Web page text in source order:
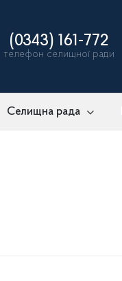
(0343) 161-772
телефон селищної ради
Селищна рада